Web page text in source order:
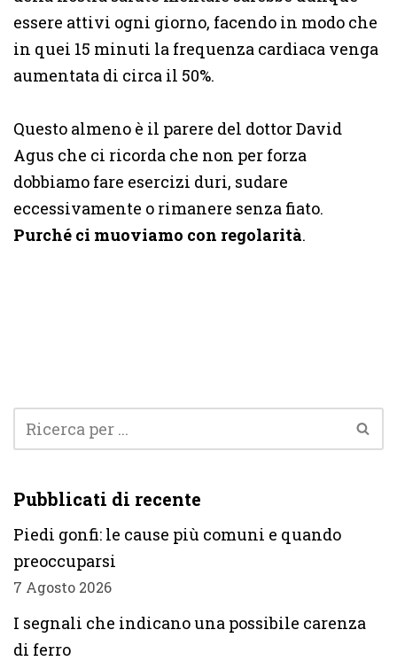
essere attivi ogni giorno, facendo in modo che
in quei 15 minuti la frequenza cardiaca venga
aumentata di circa il 50%.
Questo almeno è il parere del dottor David
Agus che ci ricorda che non per forza
dobbiamo fare esercizi duri, sudare
eccessivamente o rimanere senza fiato.
Purché ci muoviamo con regolarità.
Pubblicati di recente
Piedi gonfi: le cause più comuni e quando
preoccuparsi
7 Agosto 2026
I segnali che indicano una possibile carenza
di ferro